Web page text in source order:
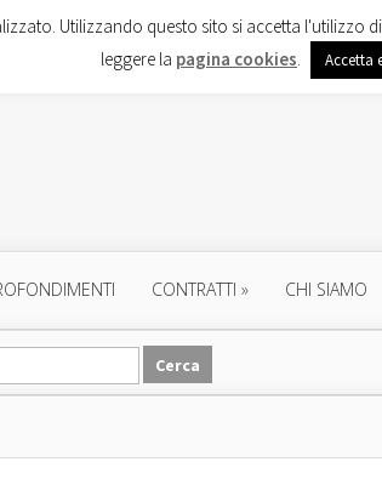
CONTRATTI » CHI SIAMO
Utilizzando questo sito si accetta
leggere la pagina cookies. Accetta